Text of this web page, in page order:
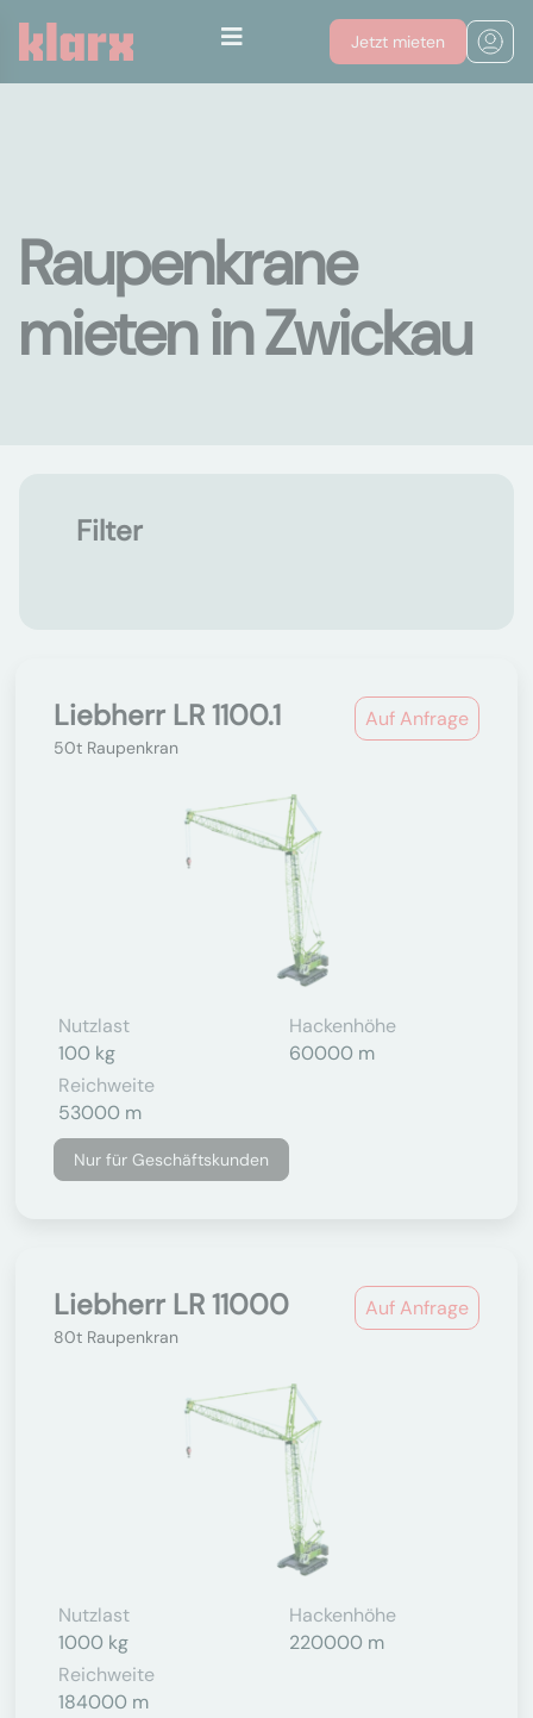
Jetzt mieten
Raupenkrane
mieten in Zwickau
Filter
Auf Anfrage
Liebherr LR 1100.1
50t Raupenkran
Nutzlast
100 kg
Hackenhöhe
60000 m
Reichweite
53000 m
Nur für Geschäftskunden
Auf Anfrage
Liebherr LR 11000
80t Raupenkran
Nutzlast
1000 kg
Hackenhöhe
220000 m
Reichweite
184000 m